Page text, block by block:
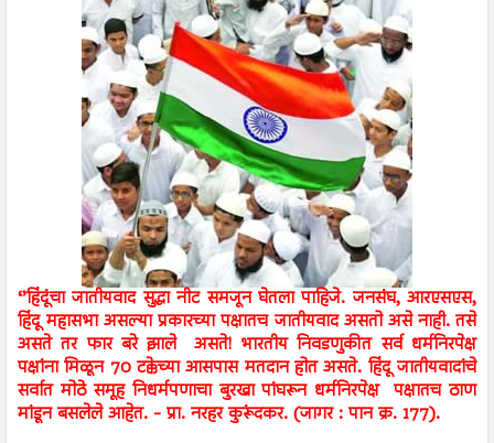
‘’हिंदूंचा जातीयवाद सुद्धा नीट समजून घेतला पाहिजे. जनसंघ, आरएसएस,
हिंदू महासभा असल्या प्रकारच्या पक्षातच जातीयवाद असतो असे नाही. तसे
असते तर फार बरे झाले असते! भारतीय निवडणुकीत सर्व धर्मनिरपेक्ष
पक्षांना मिळून 70 टक्केच्या आसपास मतदान होत असते. हिंदू जातीयवादांचे
सर्वात मोठे समूह निधर्मपणाचा बुरखा पांघरून धर्मनिरपेक्ष पक्षातच ठाण
मांडून बसलेले आहेत. - प्रा. नरहर कुरूंदकर. (जागर : पान क्र. 177).